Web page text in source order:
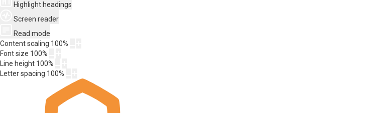
Highlight headings
Screen reader
Read mode
Content scaling 100%
Font size 100%
Line height 100%
Letter spacing 100%